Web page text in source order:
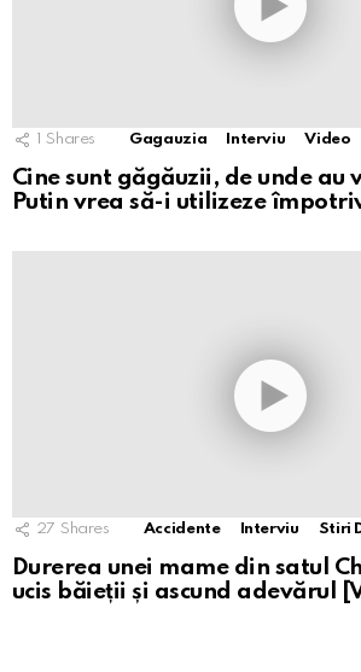
1 Shares Gagauzia Interviu Video
Cine sunt găgăuzii, de unde au
Putin vrea să-i utilizeze
27 Shares Accidente Interviu Stiri
Durerea unei mame din satul
ucis băieții și ascund adevărul